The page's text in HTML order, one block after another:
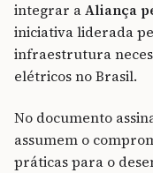
integrar aAliança
iniciativa liderada
infraestrutura
elétricos no Brasil.
No documento
assumem o
práticas para o